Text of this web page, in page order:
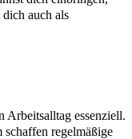
auch als
Arbeitsalltag essenziell.
regelmäßige